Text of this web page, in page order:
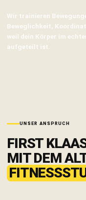
Wir trainieren
Beweglichkeit,
weil dein Körper im
aufgeteilt ist.
UNSER ANSPRUCH
FIRST
MIT DEM